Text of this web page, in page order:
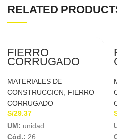
RELATED
FIERRO
CORRUGADO
MIROMINA
MATERIALES DE
CONSTRUCCION
FIERRO
CORRUGADO
S/29.37
UM: unidad
Cód.: 26